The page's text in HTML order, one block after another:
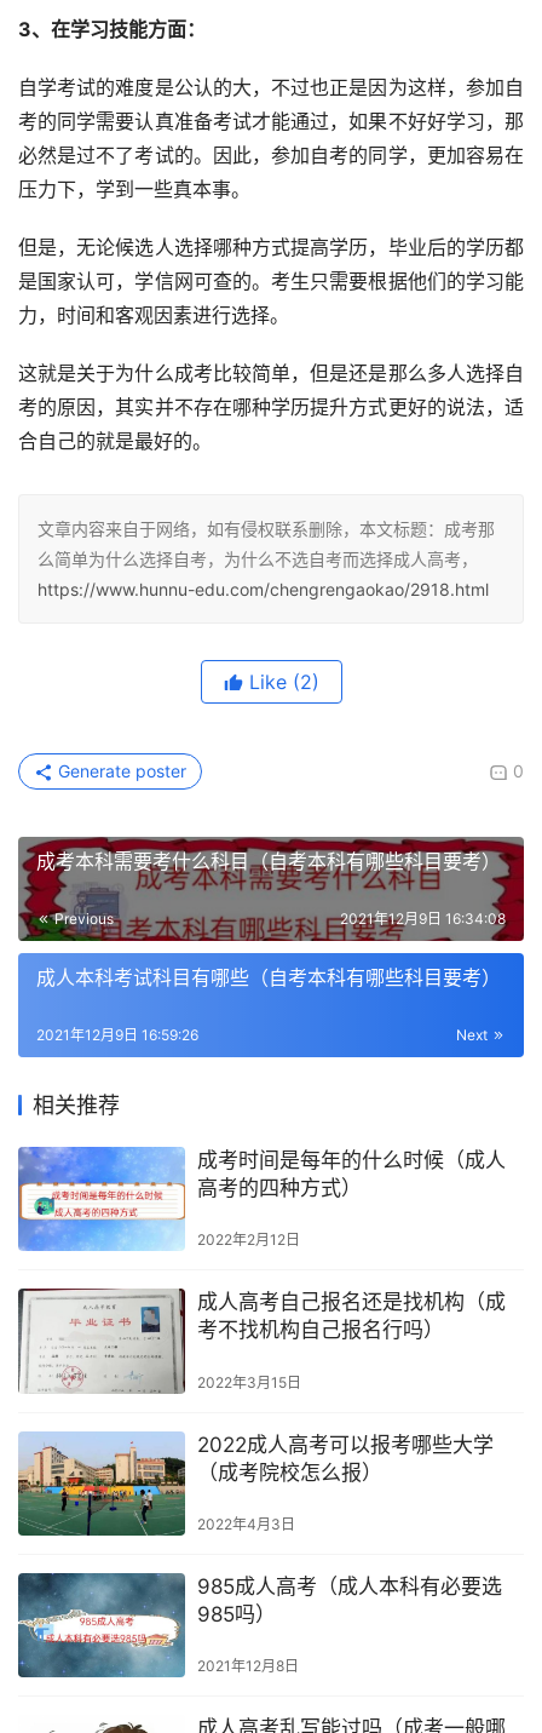
3、在学习技能方面：
自学考试的难度是公认的大，不过也正是因为这样，参加自
考的同学需要认真准备考试才能通过，如果不好好学习，那
必然是过不了考试的。因此，参加自考的同学，更加容易在
压力下，学到一些真本事。
但是，无论候选人选择哪种方式提高学历，毕业后的学历都
是国家认可，学信网可查的。考生只需要根据他们的学习能
力，时间和客观因素进行选择。
这就是关于为什么成考比较简单，但是还是那么多人选择自
考的原因，其实并不存在哪种学历提升方式更好的说法，适
合自己的就是最好的。
文章内容来自于网络，如有侵权联系删除，本文标题：成考那
么简单为什么选择自考，为什么不选自考而选择成人高考，
https://www.hunnu-edu.com/chengrengaokao/2918.html
Like (2)
0
Generate poster
成考本科需要考什么科目（自考本科有哪些科目要考）
Previous 2021年12月9日 16:34:08
成人本科考试科目有哪些（自考本科有哪些科目要考）
Next
2021年12月9日 16:59:26
相关推荐
成考时间是每年的什么时候（成人
高考的四种方式）
2022年2月12日
成人高考自己报名还是找机构（成
考不找机构自己报名行吗）
2022年3月15日
2022成人高考可以报考哪些大学
（成考院校怎么报）
2022年4月3日
985成人高考（成人本科有必要选
985吗）
2021年12月8日